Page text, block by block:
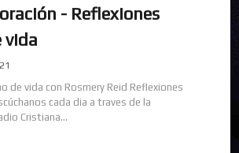
- Reflexiones
vida
de vida con Rosmery Reid Reflexiones
cada dia a traves de la
Cristiana...